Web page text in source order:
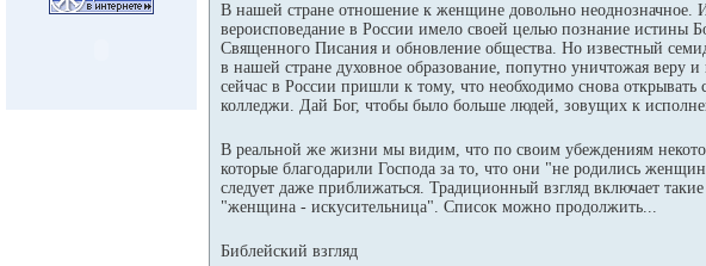
В нашей стране отношение к женщине довольно неоднозначное.
вероисповедание в России имело своей целью познание истины
Священного Писания и обновление общества. Но известный
в нашей стране духовное образование, попутно уничтожая веру и
сейчас в России пришли к тому, что необходимо снова
колледжи. Дай Бог, чтобы было больше людей, зовущих к
В реальной же жизни мы видим, что по своим убеждениям
которые благодарили Господа за то, что они "не родились
следует даже приближаться. Традиционный взгляд включает
"женщина - искусительница". Список можно продолжить...
Библейский взгляд